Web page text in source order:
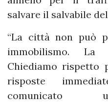
salvare il salvabile
“La città non può
immobilismo.
Chiediamo
risposte
comunicato